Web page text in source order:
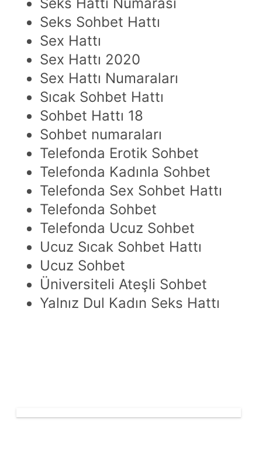
Seks Sohbet Hattı
Sex Hattı
Sex Hattı 2020
Sex Hattı Numaraları
Sıcak Sohbet Hattı
Sohbet Hattı 18
Sohbet numaraları
Telefonda Erotik Sohbet
Telefonda Kadınla Sohbet
Telefonda Sex Sohbet Hattı
Telefonda Sohbet
Telefonda Ucuz Sohbet
Ucuz Sıcak Sohbet Hattı
Ucuz Sohbet
Üniversiteli Ateşli Sohbet
Yalnız Dul Kadın Seks Hattı